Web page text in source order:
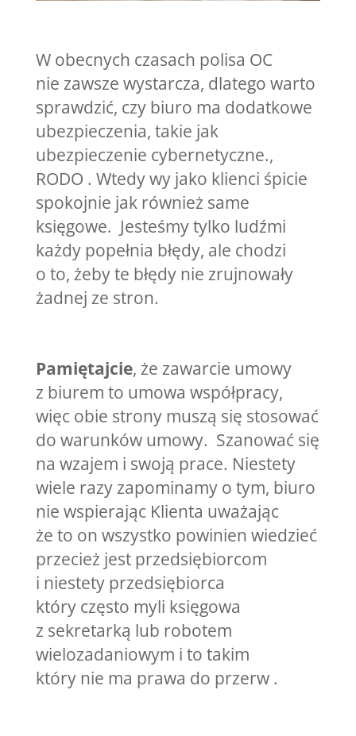
W obecnych czasach polisa OC
nie zawsze wystarcza, dlatego warto
sprawdzić, czy biuro ma dodatkowe
ubezpieczenia, takie jak
ubezpieczenie cybernetyczne.,
RODO . Wtedy wy jako klienci śpicie
spokojnie jak również same
księgowe. Jesteśmy tylko ludźmi
każdy popełnia błędy, ale chodzi
o to, żeby te błędy nie zrujnowały
żadnej ze stron.
Pamiętajcie, że zawarcie umowy
z biurem to umowa współpracy,
więc obie strony muszą się stosować
do warunków umowy. Szanować się
na wzajem i swoją prace. Niestety
wiele razy zapominamy o tym, biuro
nie wspierając Klienta uważając
że to on wszystko powinien wiedzieć
przecież jest przedsiębiorcom
i niestety przedsiębiorca
który często myli księgowa
z sekretarką lub robotem
wielozadaniowym i to takim
który nie ma prawa do przerw .